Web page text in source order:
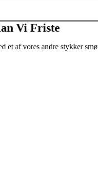
Vi Friste
et af vores andre stykker